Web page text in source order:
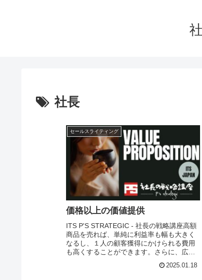
社長
セールスライティング
価格以上の価値提供
ITS P'S STRATEGIC - 社長の戦略講座高額
商品を売れば、単純に利益率も幅も大きく
なるし、１人の顧客獲得にかけられる費用
も高くすることができます。さらに、広告
きるようになるので、ライバルに...2025.01.18